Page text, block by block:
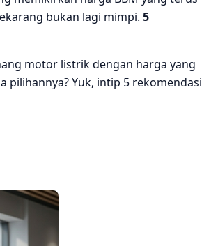
bukan lagi mimpi. 5
motor listrik dengan harga yang
pilihannya? Yuk, intip 5 rekomendasi